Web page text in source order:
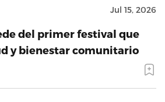
Jul 15, 2026
del primer festival que
y bienestar comunitario